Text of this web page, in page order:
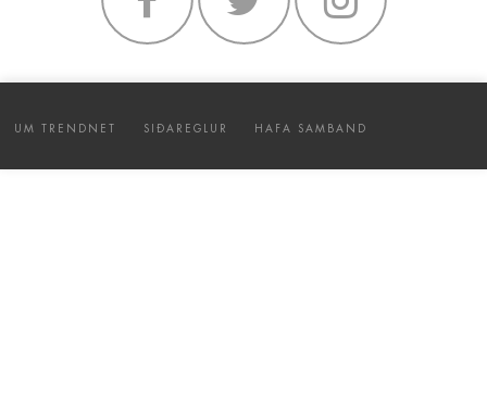
UM TRENDNET SIÐAREGLUR HAFA SAMBAND